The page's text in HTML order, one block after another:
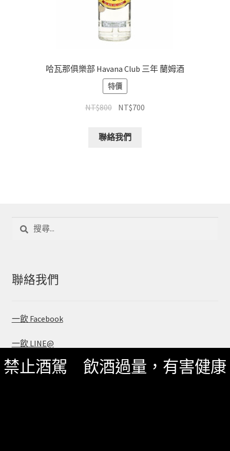
哈瓦那俱樂部 Havana Club 三年 蘭姆酒
特價
NT$800 NT$700
聯絡我們
字:
聯絡我們
一飲 Facebook
一飲 LINE@
禁止酒駕 飲酒過量，有害健康